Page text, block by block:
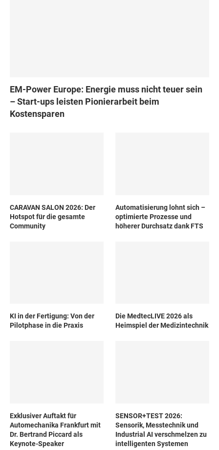
EM-Power Europe: Energie muss nicht teuer sein
– Start-ups leisten Pionierarbeit beim
Kostensparen
CARAVAN SALON 2026: Der
Hotspot für die gesamte
Community
Automatisierung lohnt sich –
optimierte Prozesse und
höherer Durchsatz dank FTS
KI in der Fertigung: Von der
Pilotphase in die Praxis
Die MedtecLIVE 2026 als
Heimspiel der Medizintechnik
Exklusiver Auftakt für
Automechanika Frankfurt mit
Dr. Bertrand Piccard als
Keynote-Speaker
SENSOR+TEST 2026:
Sensorik, Messtechnik und
Industrial AI verschmelzen zu
intelligenten Systemen